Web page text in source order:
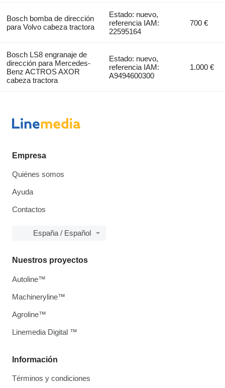
Bosch bomba de dirección
para Volvo cabeza tractora
Estado: nuevo,
referencia IAM:
22595164
700 €
Bosch LS8 engranaje de
dirección para Mercedes-
Benz ACTROS AXOR
cabeza tractora
Estado: nuevo,
referencia IAM:
A9494600300
1.000 €
Empresa
Quiénes somos
Ayuda
Contactos
España / Español
Información
Términos y condiciones
Nuestros proyectos
Autoline™
Machineryline™
Agroline™
Linemedia Digital ™